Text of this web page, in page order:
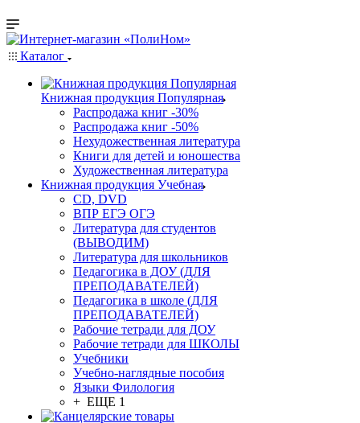
Каталог
Книжная продукция Популярная
Распродажа книг -30%
Распродажа книг -50%
Нехудожественная литература
Книги для детей и юношества
Художественная литература
Книжная продукция Учебная
CD, DVD
ВПР ЕГЭ ОГЭ
Литература для студентов
(ВЫВОДИМ)
Литература для школьников
Педагогика в ДОУ (ДЛЯ
ПРЕПОДАВАТЕЛЕЙ)
Педагогика в школе (ДЛЯ
ПРЕПОДАВАТЕЛЕЙ)
Рабочие тетради для ДОУ
Рабочие тетради для ШКОЛЫ
Учебники
Учебно-наглядные пособия
Языки Филология
+ ЕЩЕ 1